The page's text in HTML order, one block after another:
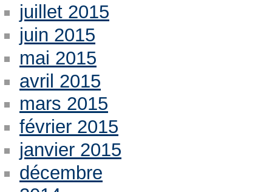
juillet 2015
juin 2015
mai 2015
avril 2015
mars 2015
février 2015
janvier 2015
décembre